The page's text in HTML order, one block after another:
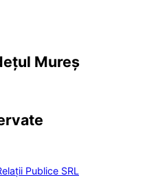
Mureș
Publice SRL